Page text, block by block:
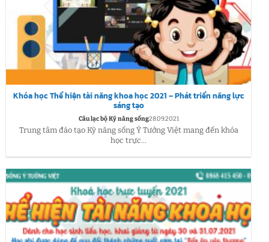
Khóa học Thể hiện tài năng khoa học 2021 – Phát triển năng lực
sáng tạo
Câu lạc bộ Kỹ năng sống28.09.2021
Trung tâm đào tạo Kỹ năng sống Ý Tưởng Việt mang đến khóa
học trực...